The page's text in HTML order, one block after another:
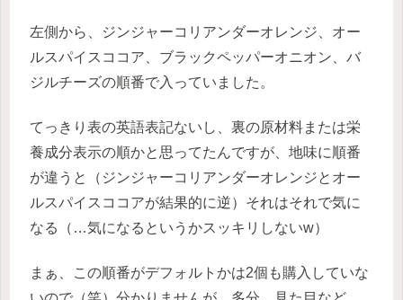
左側から、ジンジャーコリアンダーオレンジ、オー
ルスパイスココア、ブラックペッパーオニオン、バ
ジルチーズの順番で入っていました。
てっきり表の英語表記ないし、裏の原材料または栄
養成分表示の順かと思ってたんですが、地味に順番
が違うと（ジンジャーコリアンダーオレンジとオー
ルスパイスココアが結果的に逆）それはそれで気に
なる（…気になるというかスッキリしないw）
まぁ、この順番がデフォルトかは2個も購入していな